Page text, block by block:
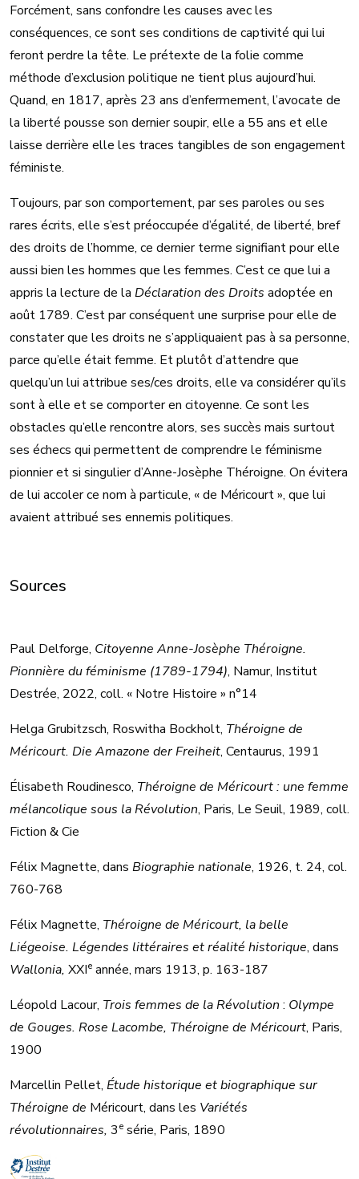
Forcément, sans confondre les causes avec les
conséquences, ce sont ses conditions de captivité qui lui
feront perdre la tête. Le prétexte de la folie comme
méthode d’exclusion politique ne tient plus aujourd’hui.
Quand, en 1817, après 23 ans d’enfermement, l’avocate de
la liberté pousse son dernier soupir, elle a 55 ans et elle
laisse derrière elle les traces tangibles de son engagement
féministe.
Toujours, par son comportement, par ses paroles ou ses
rares écrits, elle s’est préoccupée d’égalité, de liberté, bref
des droits de l’homme, ce dernier terme signifiant pour elle
aussi bien les hommes que les femmes. C’est ce que lui a
appris la lecture de la Déclaration des Droits adoptée en
août 1789. C’est par conséquent une surprise pour elle de
constater que les droits ne s’appliquaient pas à sa personne,
parce qu’elle était femme. Et plutôt d’attendre que
quelqu’un lui attribue ses/ces droits, elle va considérer qu’ils
sont à elle et se comporter en citoyenne. Ce sont les
obstacles qu’elle rencontre alors, ses succès mais surtout
ses échecs qui permettent de comprendre le féminisme
pionnier et si singulier d’Anne-Josèphe Théroigne. On évitera
de lui accoler ce nom à particule, « de Méricourt », que lui
avaient attribué ses ennemis politiques.
Sources
Paul Delforge, Citoyenne Anne-Josèphe Théroigne.
Pionnière du féminisme (1789-1794), Namur, Institut
Destrée, 2022, coll. « Notre Histoire » n°14
Helga Grubitzsch, Roswitha Bockholt, Théroigne de
Méricourt. Die Amazone der Freiheit, Centaurus, 1991
Élisabeth Roudinesco, Théroigne de Méricourt : une femme
mélancolique sous la Révolution, Paris, Le Seuil, 1989, coll.
Fiction & Cie
Félix Magnette, dans Biographie nationale, 1926, t. 24, col.
760-768
Félix Magnette, Théroigne de Méricourt, la belle
Liégeoise. Légendes littéraires et réalité historique, dans
Wallonia, XXIe année, mars 1913, p. 163-187
Léopold Lacour, Trois femmes de la Révolution : Olympe
de Gouges. Rose Lacombe, Théroigne de Méricourt, Paris,
1900
Marcellin Pellet, Étude historique et biographique sur
Théroigne de Méricourt, dans les Variétés
révolutionnaires, 3e série, Paris, 1890